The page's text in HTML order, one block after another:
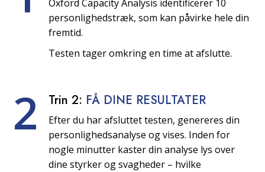
Oxford Capacity Analysis identificerer 10
personlighedstræk, som kan påvirke hele din
fremtid.
Testen tager omkring en time at afslutte.
2 Trin 2: FÅ DINE RESULTATER
Efter du har afsluttet testen, genereres din
personlighedsanalyse og vises. Inden for
nogle minutter kaster din analyse lys over
dine styrker og svagheder – hvilke